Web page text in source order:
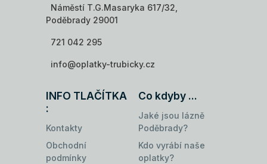
Náměstí T.G.Masaryka 617/32,
Poděbrady 29001
721 042 295
info@oplatky-trubicky.cz
INFO TLAČÍTKA
:
Kontakty
Obchodní
podmínky
Co kdyby ...
Jaké jsou lázně
Poděbrady?
Kdo vyrábí naše
oplatky?